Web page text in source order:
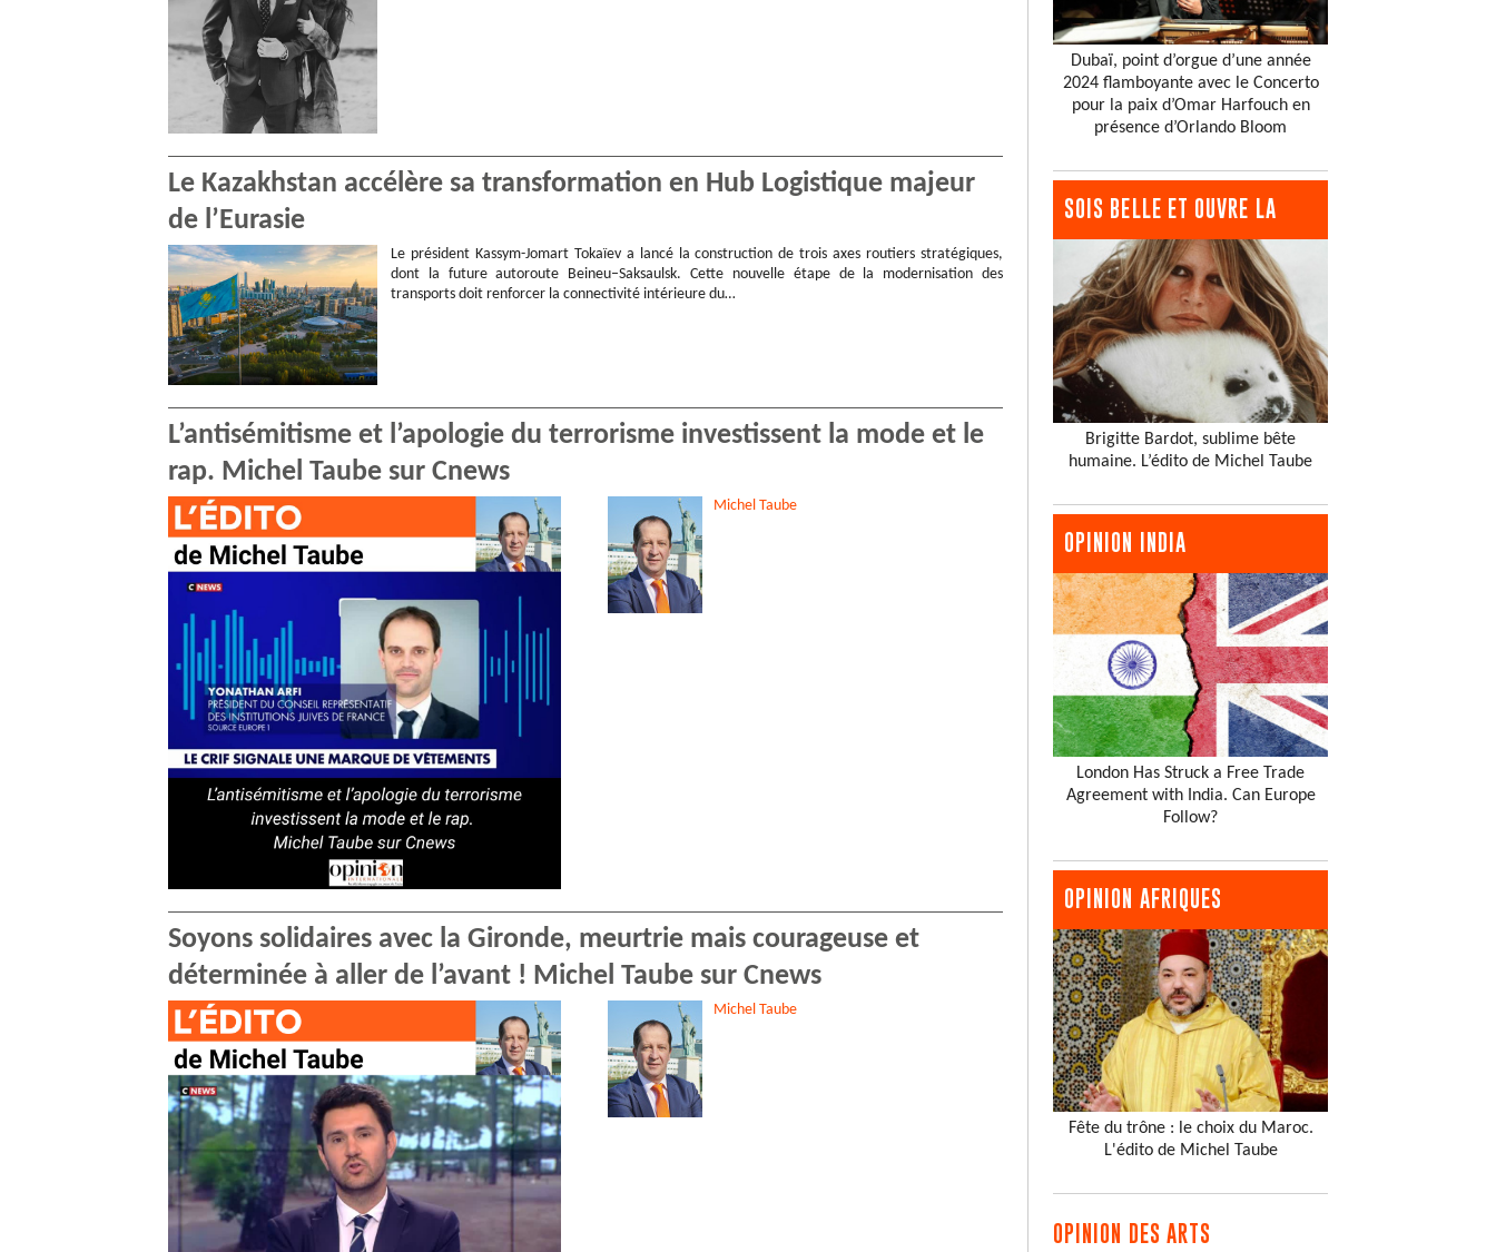
Le Kazakhstan accélère sa transformation en Hub Logistique majeur
de l’Eurasie
Le président Kassym-Jomart Tokaïev a lancé la construction de trois axes routiers stratégiques,
dont la future autoroute Beineu–Saksaulsk. Cette nouvelle étape de la modernisation des
transports doit renforcer la connectivité intérieure du…
L’antisémitisme et l’apologie du terrorisme investissent la mode et le
rap. Michel Taube sur Cnews
Michel Taube
Soyons solidaires avec la Gironde, meurtrie mais courageuse et
déterminée à aller de l’avant ! Michel Taube sur Cnews
Michel Taube
Dubaï, point d’orgue d’une année
2024 flamboyante avec le Concerto
pour la paix d’Omar Harfouch en
présence d’Orlando Bloom
SOIS BELLE ET OUVRE LA
Brigitte Bardot, sublime bête
humaine. L’édito de Michel Taube
OPINION INDIA
London Has Struck a Free Trade
Agreement with India. Can Europe
Follow?
OPINION AFRIQUES
Fête du trône : le choix du Maroc.
L'édito de Michel Taube
OPINION DES ARTS